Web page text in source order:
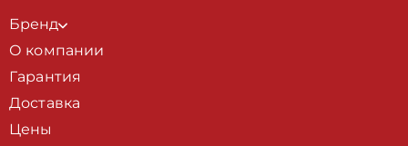
Бренд
О компании
Гарантия
Доставка
Цены